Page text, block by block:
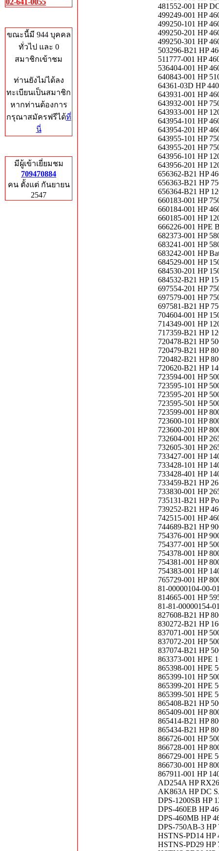
02-641-0055
ขณะนี้มี 944 บุคคล
ทั่วไป และ 0
สมาชิกเข้าชม
ท่านยังไม่ได้ลง
ทะเบียนเป็นสมาชิก
หากท่านต้องการ
กรุณาสมัครฟรีได้ที่
นี่
มีผู้เข้าเยี่ยมชม
709470884
คน ตั้งแต่ กันยายน
2547
481552-001 HP
499249-001 HP
499250-101 HP
499250-201 HP
499250-301 HP
503296-B21 HP
511777-001 HP
536404-001 HP
640843-001 HP
64361-03D HP
643931-001 HP
643932-001 HP
643933-001 HP
643954-101 HP
643954-201 HP
643955-101 HP
643955-201 HP
643956-101 HP
643956-201 HP
656362-B21 HP
656363-B21 HP
656364-B21 HP
660183-001 HP
660184-001 HP
660185-001 HP
666226-001 HPE
682373-001 HP
683241-001 HP
683242-001 HP
684529-001 HP
684530-201 HP
684532-B21 HP
697554-201 HP
697579-001 HP
697581-B21 HP
704604-001 HP
714349-001 HP
717359-B21 HP
720478-B21 HP
720479-B21 HP
720482-B21 HP
720620-B21 HP
723594-001 HP
723595-101 HP
723595-201 HP
723595-501 HP
723599-001 HP
723600-101 HP
723600-201 HP
732604-001 HP
732605-301 HP
733427-001 HP
733428-101 HP
733428-401 HP
733459-B21 HP
733830-001 HP
735131-B21 HP
739252-B21 HP
742515-001 HP
744689-B21 HP
754376-001 HP
754377-001 HP
754378-001 HP
754381-001 HP
754383-001 HP
765729-001 HP
81-00000104-00-
814665-001 HP
81-81-00000154-
827608-B21 HP
830272-B21 HP
837071-001 HP
837072-201 HP
837074-B21 HP
863373-001 HPE
865398-001 HPE
865399-101 HP
865399-201 HPE
865399-501 HPE
865408-B21 HP
865409-001 HP
865414-B21 HP
865434-B21 HP
866726-001 HP
866728-001 HP
866729-001 HPE
866730-001 HP
867911-001 HP
AD254A HP
AK863A HP DC
DPS-1200SB HP
DPS-460EB HP
DPS-460MB HP
DPS-750AB-3 HP
HSTNS-PD14 HP
HSTNS-PD29 HP